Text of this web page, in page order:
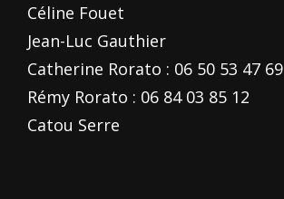
Céline Fouet
Jean-Luc Gauthier
Catherine Rorato : 06 50 53 47 69
Rémy Rorato : 06 84 03 85 12
Catou Serre